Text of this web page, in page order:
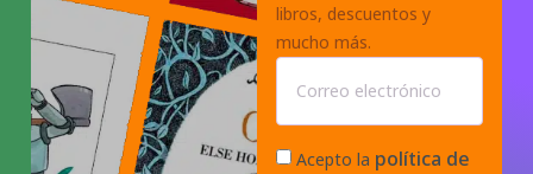
libros, descuentos y
mucho más.
Acepto la política de